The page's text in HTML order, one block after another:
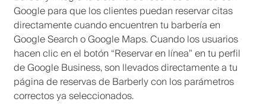
Google para que los clientes puedan reservar citas
directamente cuando encuentren tu barbería en
Google Search o Google Maps. Cuando los usuarios
hacen clic en el botón “Reservar en línea” en tu perfil
de Google Business, son llevados directamente a tu
página de reservas de Barberly con los parámetros
correctos ya seleccionados.